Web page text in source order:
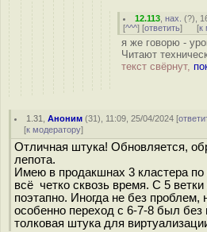
12.113 ,нах. (?),
[^^^] [ответить] [к
я же говорю -
Читают
текст свёрнут,
1.31 ,Аноним (31), 11:09, 25/04/2024 [
[к модератору]
Отличная штука! Обновляется,
лепота.
Имею в продакшнах 3 кластера
всё четко сквозь время. С 5
поэтапно. Иногда не без проблем,
особенно переход с 6-7-8 был
толковая штука для